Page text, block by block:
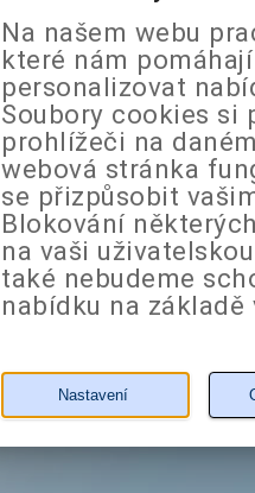
Na našem webu
které nám
personalizovat
Soubory cookies si
prohlížeči na
webová stránka
se přizpůsobit
Blokování
na vaši
také nebudeme
nabídku na
Nastavení